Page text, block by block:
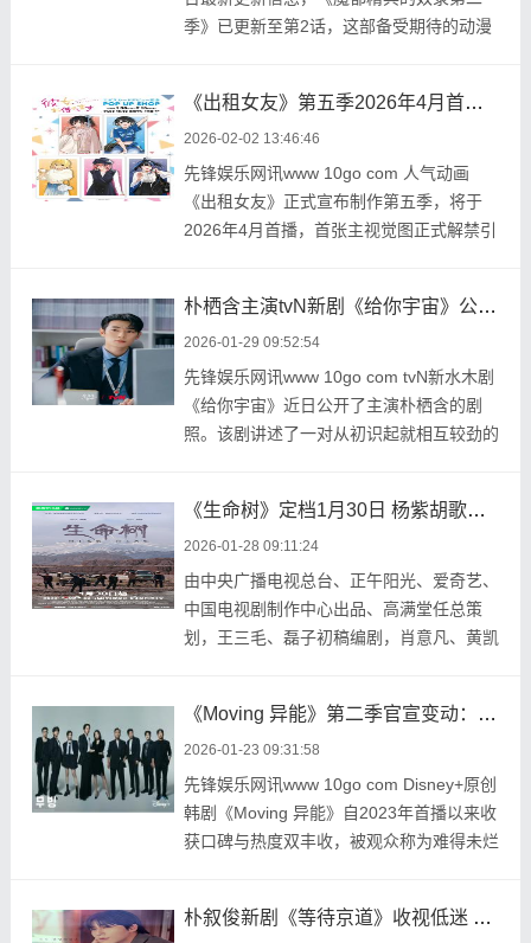
季》已更新至第2话，这部备受期待的动漫
《出租女友》第五季2026年4月首播首张主视觉图解禁
2026-02-02 13:46:46
先锋娱乐网讯www 10go com 人气动画
《出租女友》正式宣布制作第五季，将于
2026年4月首播，首张主视觉图正式解禁引
朴栖含主演tvN新剧《给你宇宙》公开剧照 上演同居育儿罗曼史
2026-01-29 09:52:54
先锋娱乐网讯www 10go com tvN新水木剧
《给你宇宙》近日公开了主演朴栖含的剧
照。该剧讲述了一对从初识起就相互较劲的
《生命树》定档1月30日 杨紫胡歌巡山集结共卫生态家园
2026-01-28 09:11:24
由中央广播电视总台、正午阳光、爱奇艺、
中国电视剧制作中心出品、高满堂任总策
划，王三毛、磊子初稿编剧，肖意凡、黄凯
《Moving 异能》第二季官宣变动：卢允瑞新加入 金奉皙因演员入伍换人引热议
2026-01-23 09:31:58
先锋娱乐网讯www 10go com Disney+原创
韩剧《Moving 异能》自2023年首播以来收
获口碑与热度双丰收，被观众称为难得未烂
朴叙俊新剧《等待京道》收视低迷 韩网毒评不断